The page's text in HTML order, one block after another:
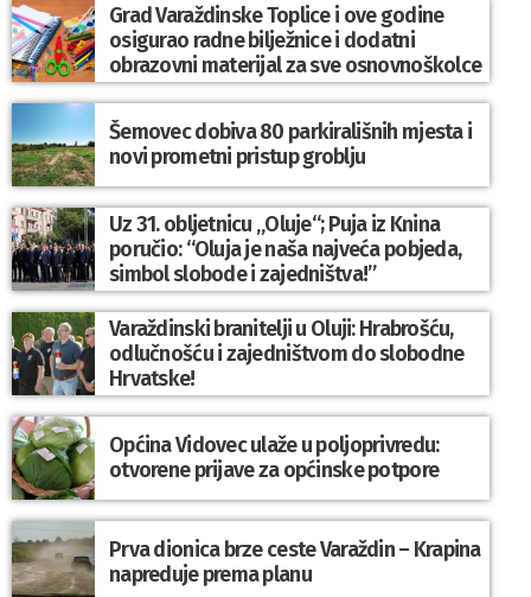
Grad Varaždinske Toplice i ove godine
osigurao radne bilježnice i dodatni
obrazovni materijal za sve osnovnoškolce
Šemovec dobiva 80 parkirališnih mjesta i
novi prometni pristup groblju
Uz 31. obljetnicu „Oluje“; Puja iz Knina
poručio: “Oluja je naša najveća pobjeda,
simbol slobode i zajedništva!”
Varaždinski branitelji u Oluji: Hrabrošću,
odlučnošću i zajedništvom do slobodne
Hrvatske!
Općina Vidovec ulaže u poljoprivredu:
otvorene prijave za općinske potpore
Prva dionica brze ceste Varaždin – Krapina
napreduje prema planu